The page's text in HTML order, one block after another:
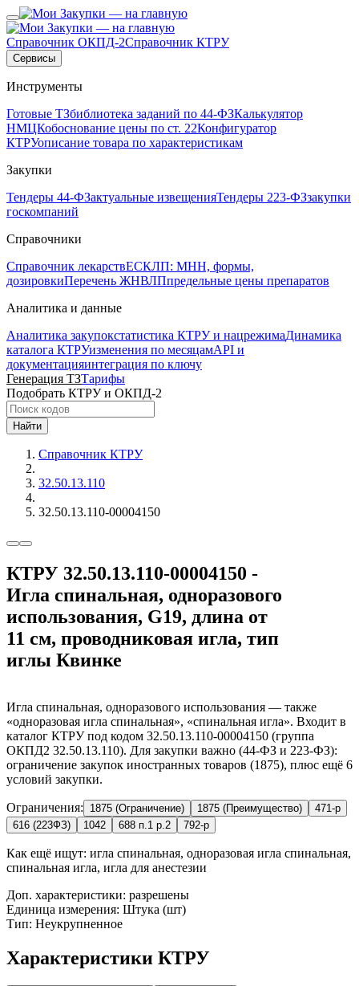
Справочник ОКПД-2Справочник КТРУ
Сервисы
Инструменты
Готовые ТЗбиблиотека заданий по 44-ФЗКалькулятор
НМЦКобоснование цены по ст. 22Конфигуратор
КТРУописание товара по характеристикам
Закупки
Тендеры 44-ФЗактуальные извещенияТендеры 223-ФЗзакупки
госкомпаний
Справочники
Справочник лекарствЕСКЛП: МНН, формы,
дозировкиПеречень ЖНВЛПпредельные цены препаратов
Аналитика и данные
Аналитика закупокстатистика КТРУ и нацрежимаДинамика
каталога КТРУизменения по месяцамAPI и
документацияинтеграция по ключу
Генерация ТЗТарифы
Подобрать КТРУ и ОКПД-2
Найти
Справочник КТРУ
32.50.13.110
32.50.13.110-00004150
КТРУ 32.50.13.110-00004150 -
Игла спинальная, одноразового
использования, G19, длина от
11 см, проводниковая игла, тип
иглы Квинке
Игла спинальная, одноразового использования — также
«одноразовая игла спинальная», «спинальная игла». Входит в
каталог КТРУ под кодом 32.50.13.110-00004150 (группа
ОКПД2 32.50.13.110). Для закупки важно (44-ФЗ и 223-ФЗ):
ограничение закупок иностранных товаров (1875), плюс ещё 6
условий закупки.
Ограничения: 1875 (Ограничение) 1875 (Преимущество)
471-р
616 (223ФЗ)
1042 688 п.1 р.2 792-р
Как ещё ищут: игла спинальная, одноразовая игла спинальная,
спинальная игла, игла для анестезии
Доп. характеристики: разрешены
Единица измерения: Штука (шт)
Тип: Неукрупненное
Характеристики КТРУ